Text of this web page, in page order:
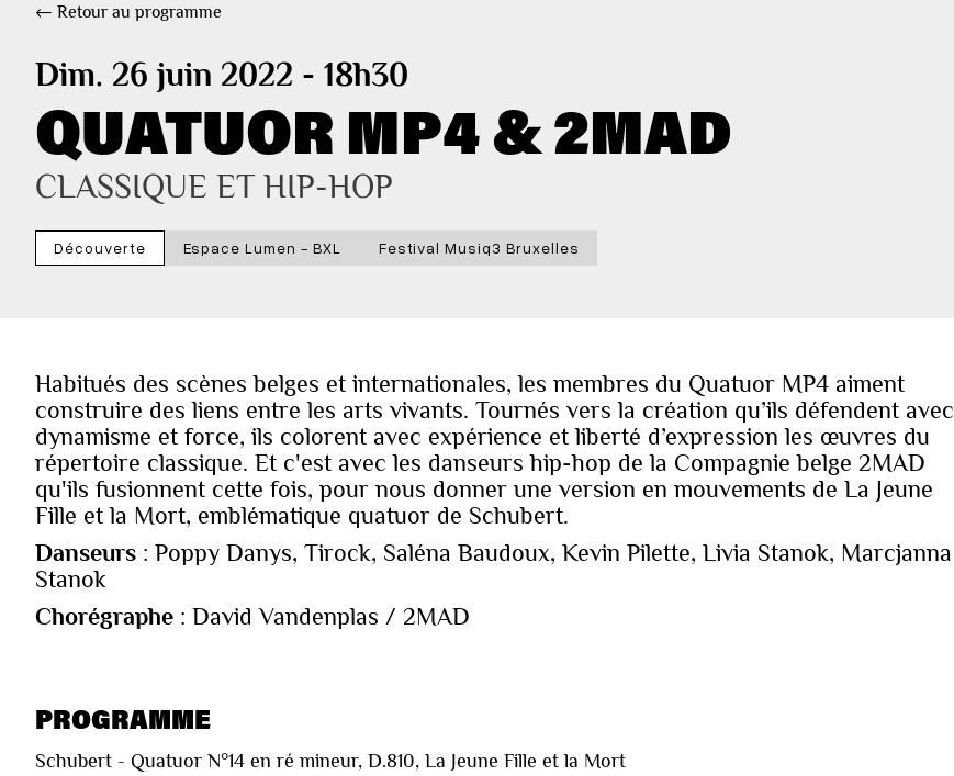
← Retour au programme
Dim. 26 juin 2022 - 18h30
QUATUOR MP4 & 2MAD
CLASSIQUE ET HIP-HOP
Découverte Espace Lumen - BXL Festival Musiq3 Bruxelles
Habitués des scènes belges et internationales, les membres du Quatuor MP4 aiment
construire des liens entre les arts vivants. Tournés vers la création qu’ils défendent avec
dynamisme et force, ils colorent avec expérience et liberté d’expression les œuvres du
répertoire classique. Et c'est avec les danseurs hip-hop de la Compagnie belge 2MAD
qu'ils fusionnent cette fois, pour nous donner une version en mouvements de La Jeune
Fille et la Mort, emblématique quatuor de Schubert.
Danseurs : Poppy Danys, Tirock, Saléna Baudoux, Kevin Pilette, Livia Stanok, Marcjanna
Stanok
Chorégraphe : David Vandenplas / 2MAD
PROGRAMME
Schubert - Quatuor N°14 en ré mineur, D.810, La Jeune Fille et la Mort